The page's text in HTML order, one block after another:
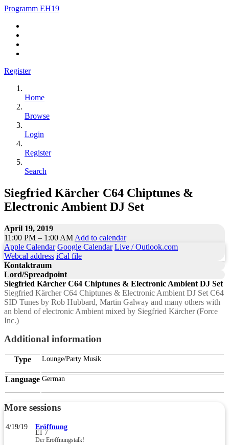
Programm EH19
Register
Home
Browse
Login
Register
Search
Siegfried Kärcher C64 Chiptunes &
Electronic Ambient DJ Set
April 19, 2019
11:00 PM – 1:00 AM Add to calendar
Apple Calendar Google Calendar Live / Outlook.com
Webcal address iCal file
Kontaktraum
Lord/Spreadpoint
Siegfried Kärcher C64 Chiptunes & Electronic Ambient DJ Set
Siegfried Kärcher C64 Chiptunes & Electronic Ambient DJ Set C64
SID Tunes by Rob Hubbard, Martin Galway and many others with
an blend of electronic Ambient mixed by Siegfried Kärcher (Force
Inc.)
Additional information
Type Lounge/Party Musik
Language German
More sessions
4/19/19 Eröffnung
EI 7
Der Eröffnungstalk!